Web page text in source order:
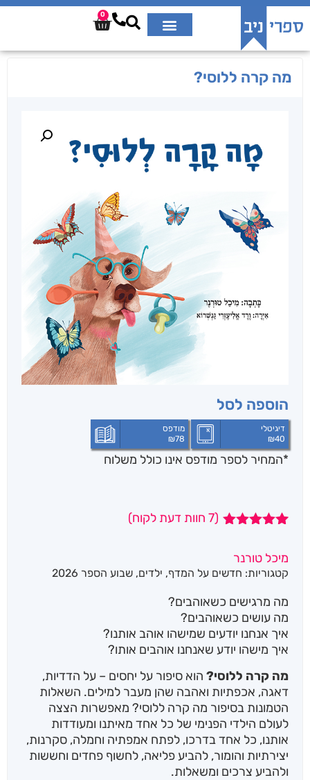
0
מה קרה ללוסי?
הוספה לסל
דיגיטלי
₪40
מודפס
₪78
*המחיר לספר מודפס אינו כולל משלוח
מבוסס על
דירוגים של
(
7 חוות דעת לקוח)
מיכל טורנר
קטגוריות: חדשים על המדף, ילדים, שבוע הספר 2026
מה מרגישים כשאוהבים?
מה עושים כשאוהבים?
איך אנחנו יודעים שמישהו אוהב אותנו?
איך מישהו יודע שאנחנו אוהבים אותו?
מה קרה ללוסי? הוא סיפור על יחסים – על הדדיות,
דאגה, אכפתיות ואהבה שהן מעבר למילים. השאלות
הטמונות בסיפור מה קרה ללוסי? מאפשרות הצצה
לעולם הילדי הפנימי של כל אחד מאיתנו ומעודדות
אותנו, כל אחד בדרכו, לפתח אמפתיה וחמלה, סקרנות,
יצירתיות והומור, להביע פליאה, לחשוף פחדים וחששות
ולהביע צרכים ומשאלות.